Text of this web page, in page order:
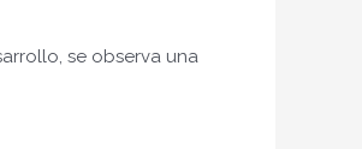
se observa una